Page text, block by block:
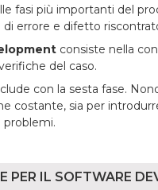
fasi più importanti del
errore e difetto
consiste nella
del caso.
con la sesta fase.
costante, sia per
problemi.
PER IL SOFTWARE